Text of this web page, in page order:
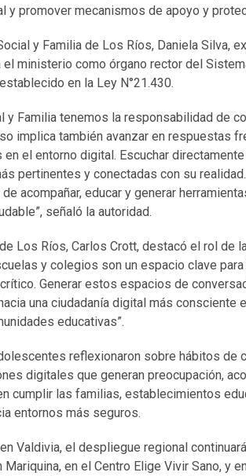
y promover mecanismos de apoyo y
y Familia de Los Ríos, Daniela Silva,
ministerio como órgano rector del
en la Ley N°21.430.
y Familia tenemos la responsabilidad de
implica también avanzar en respuestas
el entorno digital. Escuchar
pertinentes y conectadas con su
acompañar, educar y generar
señaló la autoridad.
Los Ríos, Carlos Crott, destacó el rol de
y colegios son un espacio clave
Generar estos espacios de
una ciudadanía digital más consciente
educativas”.
reflexionaron sobre hábitos de
digitales que generan preocupación,
cumplir las familias, establecimientos
entornos más seguros.
Valdivia, el despliegue regional
en el Centro Elige Vivir Sano, y